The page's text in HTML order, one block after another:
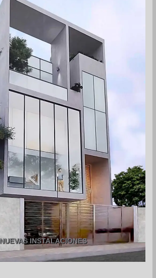
NUEVAS INSTALACIONES